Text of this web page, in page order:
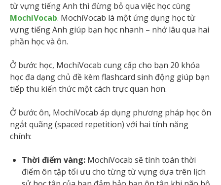
từ vựng tiếng Anh thì đừng bỏ qua việc học cùng
MochiVocab. MochiVocab là một ứng dụng học từ
vựng tiếng Anh giúp bạn học nhanh – nhớ lâu qua hai
phần học và ôn.
Ở bước học, MochiVocab cung cấp cho bạn 20 khóa
học đa dạng chủ đề kèm flashcard sinh động giúp bạn
tiếp thu kiến thức một cách trực quan hơn.
Ở bước ôn, MochiVocab áp dụng phương pháp học ôn
ngắt quãng (spaced repetition) với hai tính năng
chính:
Thời điểm vàng: MochiVocab sẽ tính toán thời
điểm ôn tập tối ưu cho từng từ vựng dựa trên lịch